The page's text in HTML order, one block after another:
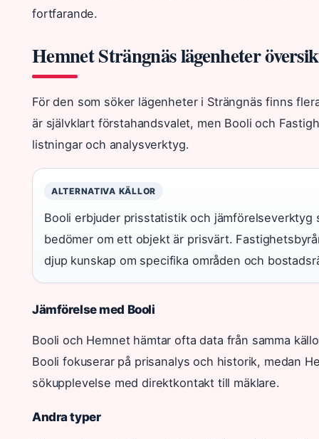
fortfarande.
Hemnet Strängnäs lägenheter
För den som söker lägenheter i Strängnäs finns
är självklart förstahandsvalet, men Booli och
listningar och analysverktyg.
ALTERNATIVA KÄLLOR
Booli erbjuder prisstatistik och jämförelseverktyg
bedömer om ett objekt är prisvärt.
djup kunskap om specifika områden och
Jämförelse med Booli
Booli och Hemnet hämtar ofta data från samma
Booli fokuserar på prisanalys och historik, medan
sökupplevelse med direktkontakt till mäklare.
Andra typer